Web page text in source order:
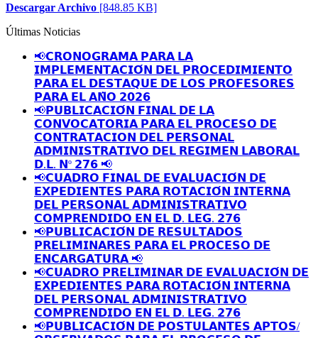
Descargar Archivo [848.85 KB]
Últimas Noticias
📢𝗖𝗥𝗢𝗡𝗢𝗚𝗥𝗔𝗠𝗔 𝗣𝗔𝗥𝗔 𝗟𝗔
𝗜𝗠𝗣𝗟𝗘𝗠𝗘𝗡𝗧𝗔𝗖𝗜𝗢́𝗡 𝗗𝗘𝗟 𝗣𝗥𝗢𝗖𝗘𝗗𝗜𝗠𝗜𝗘𝗡𝗧𝗢
𝗣𝗔𝗥𝗔 𝗘𝗟 𝗗𝗘𝗦𝗧𝗔𝗤𝗨𝗘 𝗗𝗘 𝗟𝗢𝗦 𝗣𝗥𝗢𝗙𝗘𝗦𝗢𝗥𝗘𝗦
𝗣𝗔𝗥𝗔 𝗘𝗟 𝗔𝗡̃𝗢 𝟮𝟬𝟮𝟲
📢𝗣𝗨𝗕𝗟𝗜𝗖𝗔𝗖𝗜𝗢́𝗡 𝗙𝗜𝗡𝗔𝗟 𝗗𝗘 𝗟𝗔
𝗖𝗢𝗡𝗩𝗢𝗖𝗔𝗧𝗢𝗥𝗜𝗔 𝗣𝗔𝗥𝗔 𝗘𝗟 𝗣𝗥𝗢𝗖𝗘𝗦𝗢 𝗗𝗘
𝗖𝗢𝗡𝗧𝗥𝗔𝗧𝗔𝗖𝗜𝗢𝗡 𝗗𝗘𝗟 𝗣𝗘𝗥𝗦𝗢𝗡𝗔𝗟
𝗔𝗗𝗠𝗜𝗡𝗜𝗦𝗧𝗥𝗔𝗧𝗜𝗩𝗢 𝗗𝗘𝗟 𝗥𝗘𝗚𝗜𝗠𝗘𝗡 𝗟𝗔𝗕𝗢𝗥𝗔𝗟
𝗗.𝗟. 𝗡º 𝟮𝟳𝟲 📢
📢𝗖𝗨𝗔𝗗𝗥𝗢 𝗙𝗜𝗡𝗔𝗟 𝗗𝗘 𝗘𝗩𝗔𝗟𝗨𝗔𝗖𝗜𝗢́𝗡 𝗗𝗘
𝗘𝗫𝗣𝗘𝗗𝗜𝗘𝗡𝗧𝗘𝗦 𝗣𝗔𝗥𝗔 𝗥𝗢𝗧𝗔𝗖𝗜𝗢́𝗡 𝗜𝗡𝗧𝗘𝗥𝗡𝗔
𝗗𝗘𝗟 𝗣𝗘𝗥𝗦𝗢𝗡𝗔𝗟 𝗔𝗗𝗠𝗜𝗡𝗜𝗦𝗧𝗥𝗔𝗧𝗜𝗩𝗢
𝗖𝗢𝗠𝗣𝗥𝗘𝗡𝗗𝗜𝗗𝗢 𝗘𝗡 𝗘𝗟 𝗗. 𝗟𝗘𝗚. 𝟮𝟳𝟲
📢𝗣𝗨𝗕𝗟𝗜𝗖𝗔𝗖𝗜𝗢́𝗡 𝗗𝗘 𝗥𝗘𝗦𝗨𝗟𝗧𝗔𝗗𝗢𝗦
𝗣𝗥𝗘𝗟𝗜𝗠𝗜𝗡𝗔𝗥𝗘𝗦 𝗣𝗔𝗥𝗔 𝗘𝗟 𝗣𝗥𝗢𝗖𝗘𝗦𝗢 𝗗𝗘
𝗘𝗡𝗖𝗔𝗥𝗚𝗔𝗧𝗨𝗥𝗔 📢
📢𝗖𝗨𝗔𝗗𝗥𝗢 𝗣𝗥𝗘𝗟𝗜𝗠𝗜𝗡𝗔𝗥 𝗗𝗘 𝗘𝗩𝗔𝗟𝗨𝗔𝗖𝗜𝗢́𝗡 𝗗𝗘
𝗘𝗫𝗣𝗘𝗗𝗜𝗘𝗡𝗧𝗘𝗦 𝗣𝗔𝗥𝗔 𝗥𝗢𝗧𝗔𝗖𝗜𝗢́𝗡 𝗜𝗡𝗧𝗘𝗥𝗡𝗔
𝗗𝗘𝗟 𝗣𝗘𝗥𝗦𝗢𝗡𝗔𝗟 𝗔𝗗𝗠𝗜𝗡𝗜𝗦𝗧𝗥𝗔𝗧𝗜𝗩𝗢
𝗖𝗢𝗠𝗣𝗥𝗘𝗡𝗗𝗜𝗗𝗢 𝗘𝗡 𝗘𝗟 𝗗. 𝗟𝗘𝗚. 𝟮𝟳𝟲
📢𝗣𝗨𝗕𝗟𝗜𝗖𝗔𝗖𝗜𝗢́𝗡 𝗗𝗘 𝗣𝗢𝗦𝗧𝗨𝗟𝗔𝗡𝗧𝗘𝗦 𝗔𝗣𝗧𝗢𝗦/